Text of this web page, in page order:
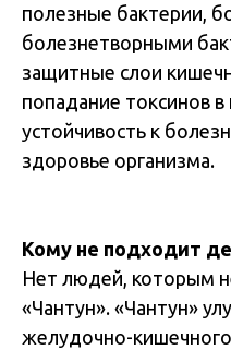
полезные бактерии,
болезнетворными
защитные слои
попадание токсинов
устойчивость к
здоровье организма.
Кому не подходит
Нет людей, которым
«Чантун». «Чантун»
желудочно-кишечного